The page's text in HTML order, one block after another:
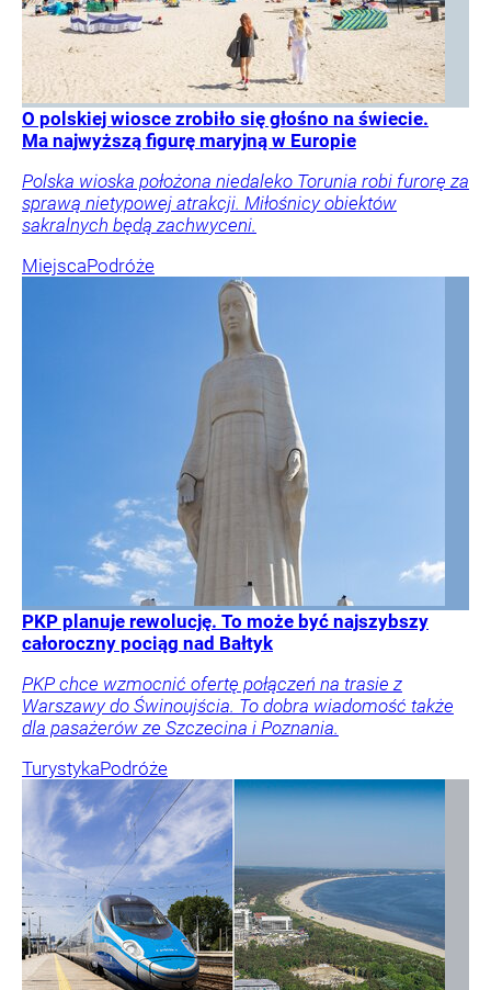
O polskiej wiosce zrobiło się głośno na świecie.
Ma najwyższą figurę maryjną w Europie
Polska wioska położona niedaleko Torunia robi furorę za
sprawą nietypowej atrakcji. Miłośnicy obiektów
sakralnych będą zachwyceni.
MiejscaPodróże
PKP planuje rewolucję. To może być najszybszy
całoroczny pociąg nad Bałtyk
PKP chce wzmocnić ofertę połączeń na trasie z
Warszawy do Świnoujścia. To dobra wiadomość także
dla pasażerów ze Szczecina i Poznania.
TurystykaPodróże